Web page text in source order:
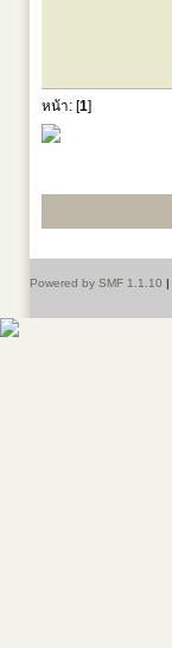
หน้า: [1]
Powered by SMF 1.1.10 |